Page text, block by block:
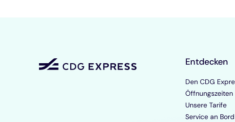
Entdecken
Den CDG
Öffnungszeiten
Unsere Tarife
Service an Bord